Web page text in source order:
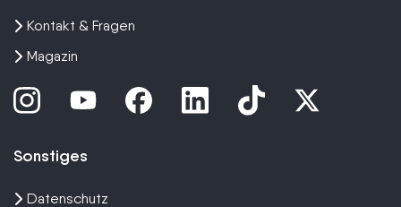
Kontakt & Fragen
Magazin
Sonstiges
Datenschutz